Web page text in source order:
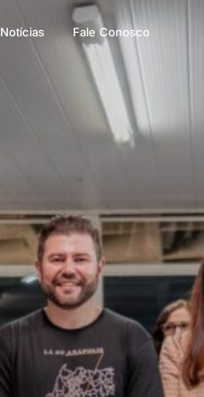
Notícias Fale Conosco